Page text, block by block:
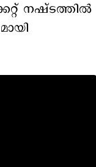
നഷ്ടത്തില്‍